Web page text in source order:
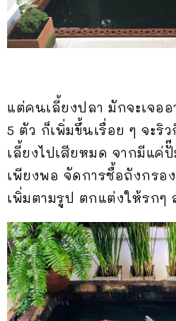
แต่คนเลี้ยงปลา มักจะเจอ
5 ตัว ก็เพิ่มขึ้นเรื่อย ๆ จะริ
เลี้ยงไปเสียหมด จากมีแค่
เพียงพอ จัดการซื้อถังกรอ
เพิ่มตามรูป ตกแต่งให้รกๆ